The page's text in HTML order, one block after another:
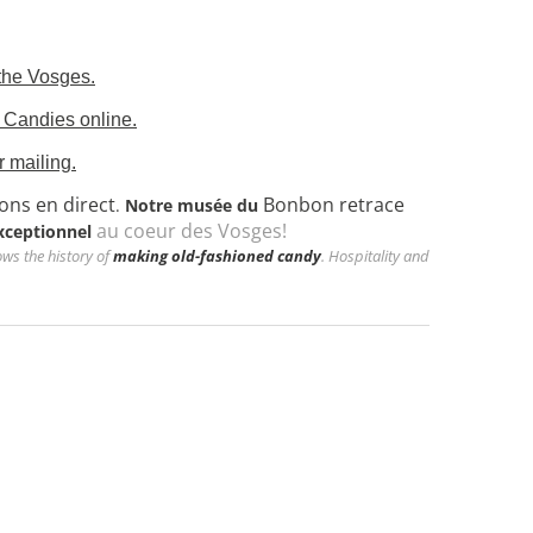
Vosges.
online.
mailing.
en direct. Notre musée du Bonbon retrace
au coeur des Vosges!
the history ofmaking old-fashioned candy. Hospitality and